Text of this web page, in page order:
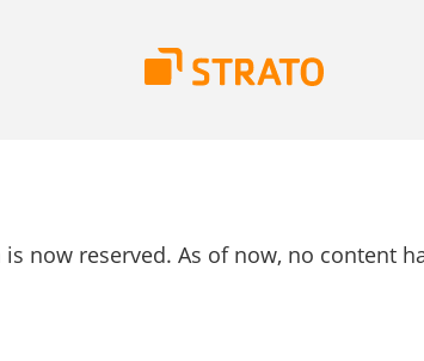
now reserved. As of now, no content